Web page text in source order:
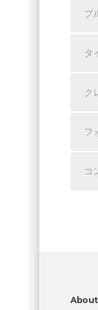
ブ
タ
ク
フ
コ
About